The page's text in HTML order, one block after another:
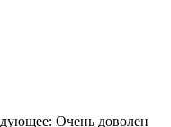
Очень доволен